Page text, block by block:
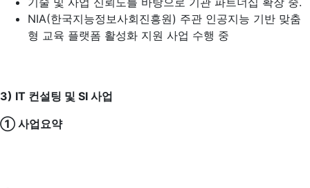
NIA(한국지능정보사회진흥원) 주관 인공지능 기반 맞춤
형 교육 플랫폼 활성화 지원 사업 수행 중
3) IT 컨설팅 및 SI 사업
① 사업요약